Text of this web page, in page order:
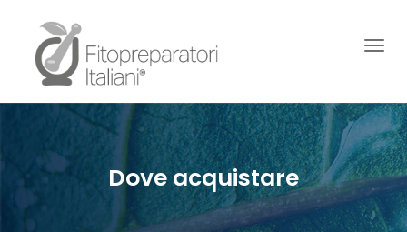
Dove acquistare